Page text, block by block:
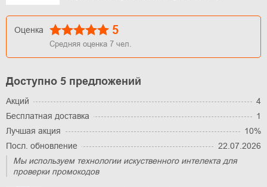
Оценка 5
Средняя оценка 7 чел.
Доступно 5 предложений
Акций
4
Бесплатная доставка
1
Лучшая акция
10%
Посл. обновление
22.07.2026
Мы используем технологии искуственного интелекта для
проверки промокодов